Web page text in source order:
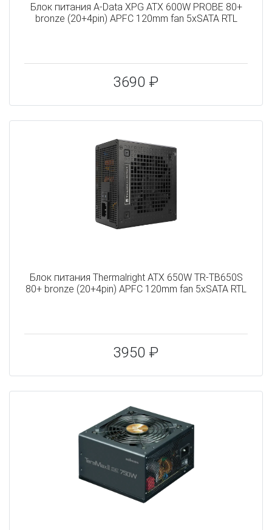
Блок питания A-Data XPG ATX 600W PROBE 80+
bronze (20+4pin) APFC 120mm fan 5xSATA RTL
3690 ₽
Блок питания Thermalright ATX 650W TR-TB650S
80+ bronze (20+4pin) APFC 120mm fan 5xSATA RTL
3950 ₽